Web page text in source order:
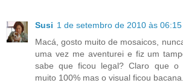
Susi 1 de setembro de 2010 às 06:15
Macá, gosto muito de mosaicos,
uma vez me aventurei e fiz um
sabe que ficou legal? Claro que o
muito 100% mas o visual ficou bacana.